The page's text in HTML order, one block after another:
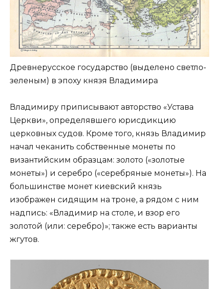
Древнерусское государство (выделено светло-
зеленым) в эпоху князя Владимира
Владимиру приписывают авторство «Устава
Церкви», определявшего юрисдикцию
церковных судов. Кроме того, князь Владимир
начал чеканить собственные монеты по
византийским образцам: золото («золотые
монеты») и серебро («серебряные монеты»). На
большинстве монет киевский князь
изображен сидящим на троне, а рядом с ним
надпись: «Владимир на столе, и взор его
золотой (или: серебро)»; также есть варианты
жгутов.